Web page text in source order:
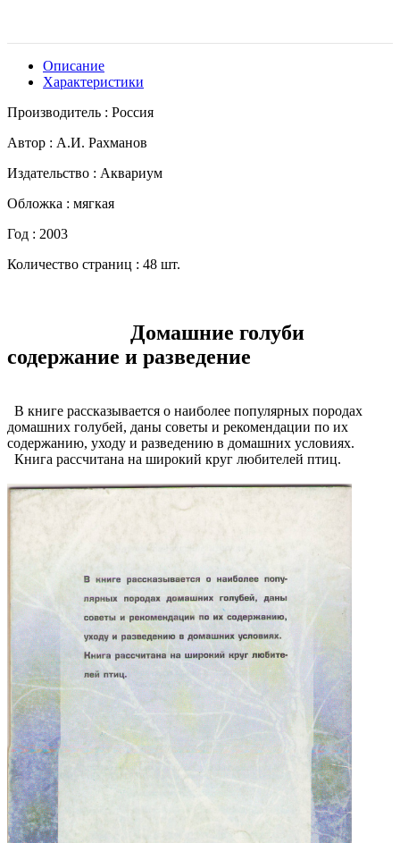
Описание
Характеристики
Производитель : Россия
Автор : А.И. Рахманов
Издательство : Аквариум
Обложка : мягкая
Год : 2003
Количество страниц : 48 шт.
Домашние голуби
содержание и разведение
В книге рассказывается о наиболее популярных породах
домашних голубей, даны советы и рекомендации по их
содержанию, уходу и разведению в домашних условиях.
Книга рассчитана на широкий круг любителей птиц.